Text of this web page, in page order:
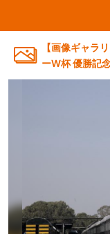
【画像ギャラ
ーW杯 優勝記